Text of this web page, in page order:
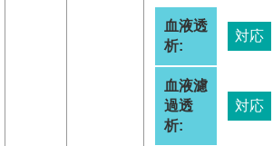
血液透
析:
対応
血液濾
過透
析:
対応